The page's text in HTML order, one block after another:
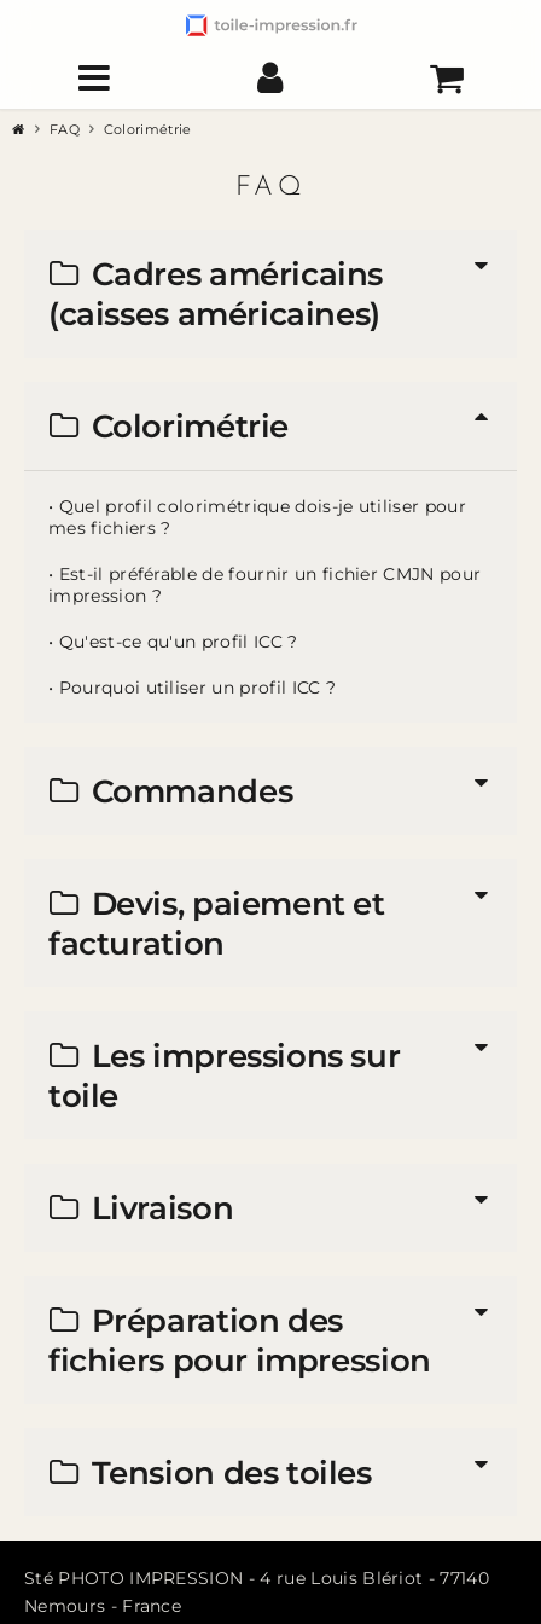
FAQ Colorimétrie
FAQ
Cadres américains
(caisses américaines)
Colorimétrie
• Quel profil colorimétrique dois-je utiliser pour
mes fichiers ?
• Est-il préférable de fournir un fichier CMJN pour
impression ?
• Qu'est-ce qu'un profil ICC ?
• Pourquoi utiliser un profil ICC ?
Commandes
Devis, paiement et
facturation
Les impressions sur
toile
Livraison
Préparation des
fichiers pour impression
Tension des toiles
Sté PHOTO IMPRESSION - 4 rue Louis Blériot - 77140
Nemours - France